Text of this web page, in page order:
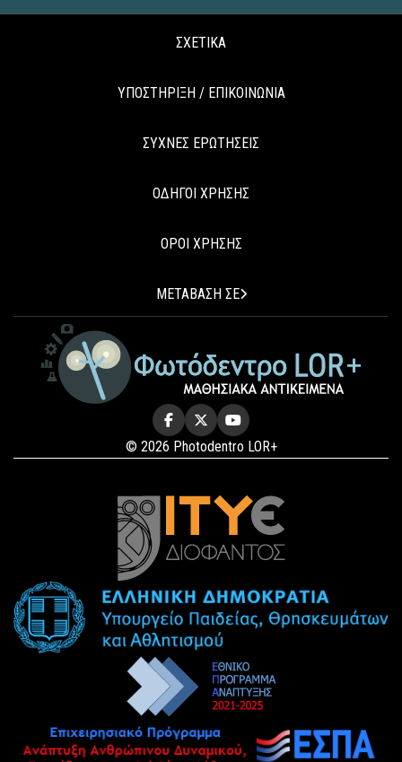
ΣΧΕΤΙΚΑ
ΥΠΟΣΤΗΡΙΞΗ / ΕΠΙΚΟΙΝΩΝΙΑ
ΣΥΧΝΕΣ ΕΡΩΤΗΣΕΙΣ
ΟΔΗΓΟΙ ΧΡΗΣΗΣ
ΟΡΟΙ ΧΡΗΣΗΣ
ΜΕΤΑΒΑΣΗ ΣΕ
© 2026 Photodentro LOR+